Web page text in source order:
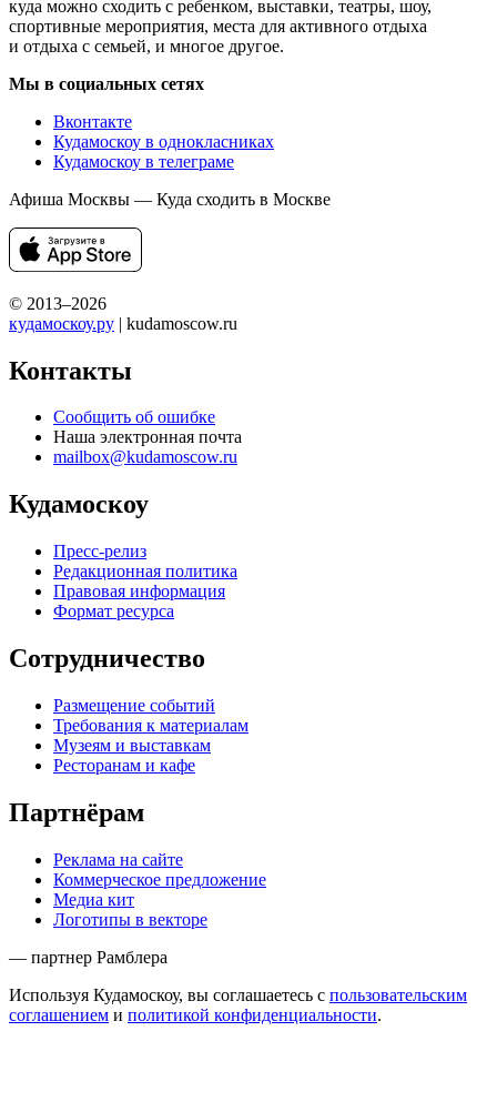
куда можно сходить с ребенком, выставки, театры, шоу,
спортивные мероприятия, места для активного отдыха
и отдыха с семьей, и многое другое.
Мы в социальных сетях
Вконтакте
Кудамоскоу в однокласниках
Кудамоскоу в телеграме
Афиша Москвы — Куда сходить в Москве
© 2013–2026
кудамоскоу.ру | kudamoscow.ru
Контакты
Сообщить об ошибке
Наша электронная почта
mailbox@kudamoscow.ru
Кудамоскоу
Пресс-релиз
Редакционная политика
Правовая информация
Формат ресурса
Сотрудничество
Размещение событий
Требования к материалам
Музеям и выставкам
Ресторанам и кафе
Партнёрам
Реклама на сайте
Коммерческое предложение
Медиа кит
Логотипы в векторе
— партнер Рамблера
Используя Кудамоскоу, вы соглашаетесь с пользовательским
соглашением и политикой конфиденциальности.